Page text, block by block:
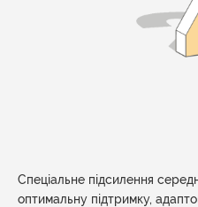
Спеціальне підсилення
оптимальну підтримку,